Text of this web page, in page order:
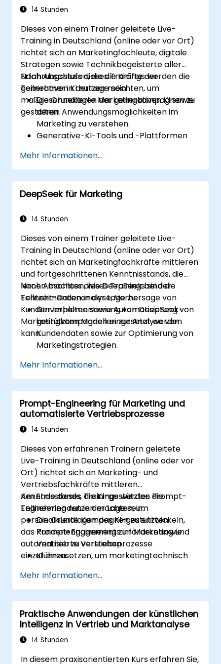
14 Stunden
Dieses von einem Trainer geleitete Live-
Training in Deutschland (online oder vor Ort)
richtet sich an Marketingfachleute, digitale
Strategen sowie Technikbegeisterte aller
Erfahrungsstufen, die die Kräfte der
generativen KI nutzen möchten, um
maßgeschneiderte Marketingkampagnen zu
gestalten.
Nach Abschluss dieses Trainings werden die
Teilnehmer in der Lage sein:
Die Grundlagen der generativen KI sowie
deren Anwendungsmöglichkeiten im
Marketing zu verstehen.
Generative-KI-Tools und -Plattformen
einzusetzen.
Mithilfe von KI-Modellen personalisierte
Marketinginhalte zu erstellen.
KI-generierte Inhalte in umfassende
AI-gesteuerte Marketingkampagnen
analysieren und weiter zu optimieren.
Mehr Informationen...
DeepSeek für Marketing
14 Stunden
Dieses von einem Trainer geleitete Live-
Training in Deutschland (online oder vor Ort)
richtet sich an Marketingfachkräfte mittleren
und fortgeschrittenen Kenntnisstands, die
lernen möchten, wie DeepSeek bei der
Echtzeit-Datenanalyse, Vorhersage von
Kundenverhalten sowie Automatisierung von
Marketingkampagnen eingesetzt werden
kann.
Nach Abschluss dieses Trainings sind die
Teilnehmenden in der Lage zu:
Der Implementierung von DeepSeek-
gestützten Modellen zur Analyse von
Kundendaten sowie zur Optimierung von
Marketingstrategien.
des Publikums und für personalisierte
Marketingmaßnahmen.
Der Integration von DeepSeek mit Tools
zur Automatisierung von
Marketingprozessen zur effizienten
Kampagnensteuerung.
Kundenverhalten vorherzusagen und
gezielte Ansprachen zu formulieren.
Mehr Informationen...
Prompt-Engineering für Marketing und
automatisierte Vertriebsprozesse
14 Stunden
Dieses von erfahrenen Trainern geleitete
Live-Training in Deutschland (online oder vor
Ort) richtet sich an Marketing- und
Vertriebsfachkräfte mittleren
Kenntnisstands, die KI-gestütztes Prompt-
Engineering nutzen möchten, um
personalisierte Kampagnen zu entwickeln,
das Kundenengagement zu fördern sowie
automatisierte Vertriebsprozesse
einzuführen.
Am Ende dieses Trainings werden die
Teilnehmenden in der Lage sein:
Die Grundlagen des KI-gestützten
Prompt-Engineerings im Marketing und
Vertrieb zu verstehen.
KI einzusetzen, um marketingtechnisch
ansprechende Werbeinhalte zu
generieren.
Das Kundenengagement durch
automatisch erstellte Antworten der KI zu
steigern.
Datengestützte Einblicke und Prognosen
Mehr Informationen...
Praktische Anwendungen der künstlichen
Intelligenz in Vertrieb und Marktanalyse
14 Stunden
In diesem praxisorientierten Kurs erfahren Sie,